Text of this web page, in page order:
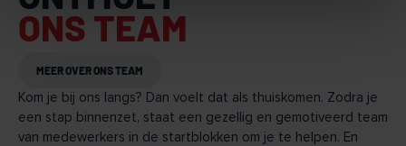
ONS TEAM
MEER OVER ONS TEAM
Kom je bij ons langs? Dan voelt dat als thuiskomen. Zodra je
een stap binnenzet, staat een gezellig en gemotiveerd team
van medewerkers in de startblokken om je te helpen. En